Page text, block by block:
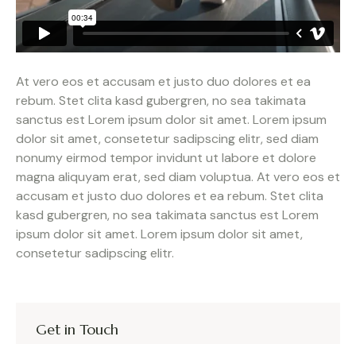
At vero eos et accusam et justo duo dolores et ea
rebum. Stet clita kasd gubergren, no sea takimata
sanctus est Lorem ipsum dolor sit amet. Lorem ipsum
dolor sit amet, consetetur sadipscing elitr, sed diam
nonumy eirmod tempor invidunt ut labore et dolore
magna aliquyam erat, sed diam voluptua. At vero eos et
accusam et justo duo dolores et ea rebum. Stet clita
kasd gubergren, no sea takimata sanctus est Lorem
ipsum dolor sit amet. Lorem ipsum dolor sit amet,
consetetur sadipscing elitr.
Get in Touch